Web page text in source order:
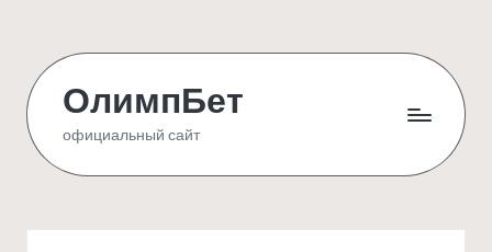
content
ОлимпБет
официальный сайт